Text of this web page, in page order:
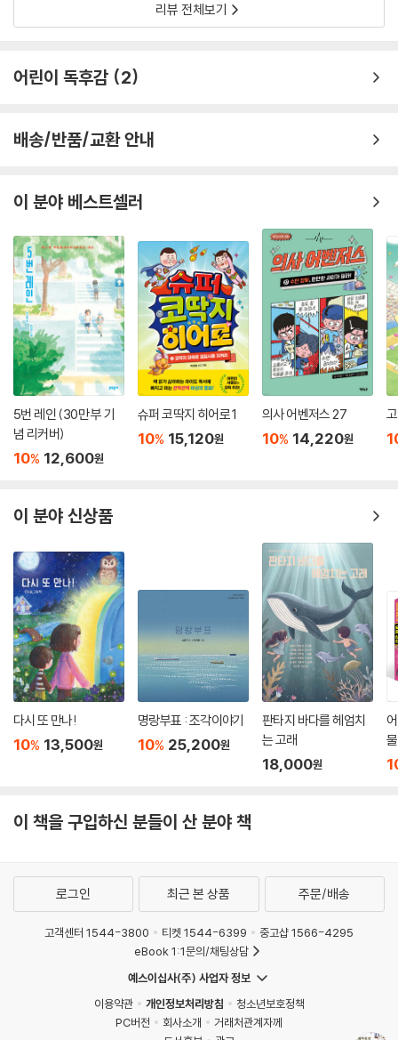
리뷰 전체보기
어린이 독후감 2
배송/반품/교환 안내
이 분야 베스트셀러
5번 레인 (30만 부 기
념 리커버)
10% 12,600원
슈퍼 코딱지 히어로 1
10% 15,120원
의사 어벤저스 27
10% 14,220원
이 분야 신상품
다시 또 만나!
10% 13,500원
명랑부표 : 조각이야기
10% 25,200원
판타지 바다를 헤엄치
는 고래
18,000원
이 책을 구입하신 분들이 산 분야 책
로그인 최근 본 상품 주문/배송
고객센터 1544-3800 티켓 1544-6399
중고샵 1566-4295
eBook 1:1문의/채팅상담
예스이십사(주) 사업자 정보
이용약관
개인정보처리방침
청소년보호정책
PC버전
회사소개
거래처관계자께